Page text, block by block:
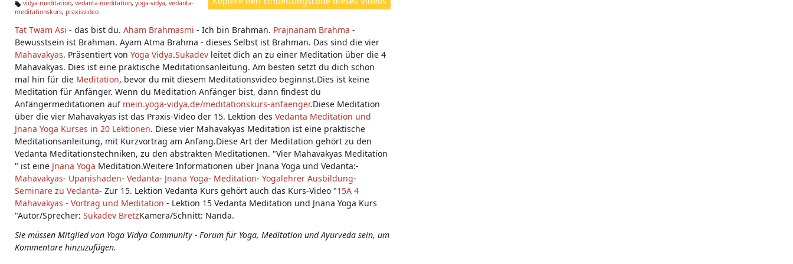
e
Ta
s:
vidya-meditation, vedanta-meditation, yoga-vidya, vedanta-
meditationskurs, praxisvideo
Tat Twam Asi - das bist du. Aham Brahmasmi - Ich bin Brahman. Prajnanam Brahma -
Bewusstsein ist Brahman. Ayam Atma Brahma - dieses Selbst ist Brahman. Das sind die vier
Mahavakyas. Präsentiert von Yoga Vidya.Sukadev leitet dich an zu einer Meditation über die 4
Mahavakyas. Dies ist eine praktische Meditationsanleitung. Am besten setzt du dich schon
mal hin für die Meditation, bevor du mit diesem Meditationsvideo beginnst.Dies ist keine
Meditation für Anfänger. Wenn du Meditation Anfänger bist, dann findest du
Anfängermeditationen auf mein.yoga-vidya.de/meditationskurs-anfaenger.Diese Meditation
über die vier Mahavakyas ist das Praxis-Video der 15. Lektion des Vedanta Meditation und
Jnana Yoga Kurses in 20 Lektionen. Diese vier Mahavakyas Meditation ist eine praktische
Meditationsanleitung, mit Kurzvortrag am Anfang.Diese Art der Meditation gehört zu den
Vedanta Meditationstechniken, zu den abstrakten Meditationen. "Vier Mahavakyas Meditation
" ist eine Jnana Yoga Meditation.Weitere Informationen über Jnana Yoga und Vedanta:-
Mahavakyas- Upanishaden- Vedanta- Jnana Yoga- Meditation- Yogalehrer Ausbildung-
Seminare zu Vedanta- Zur 15. Lektion Vedanta Kurs gehört auch das Kurs-Video "15A 4
Mahavakyas - Vortrag und Meditation - Lektion 15 Vedanta Meditation und Jnana Yoga Kurs
"Autor/Sprecher: Sukadev BretzKamera/Schnitt: Nanda.
Sie müssen Mitglied von Yoga Vidya Community - Forum für Yoga, Meditation und Ayurveda sein, um
Kommentare hinzuzufügen.